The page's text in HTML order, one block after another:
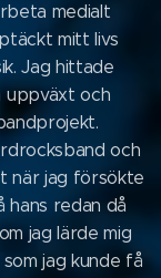
medialt
mitt livs
Jag hittade
uppväxt och
och
när jag försökte
hans redan då
jag lärde mig
jag kunde få